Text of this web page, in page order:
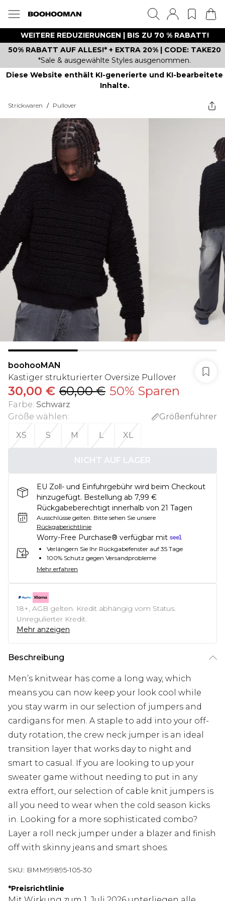
WEITERE REDUZIERUNGEN | BIS ZU 70 % RABATT!
50% RABATT AUF ALLES!* + EXTRA 20% | CODE: TAKE20
*Sale & ausgewählte Styles ausgenommen.
Diese Website enthält KI-generierte und KI-bearbeitete
Inhalte.
Strickwaren / Pullover
boohooMAN
Kastiger strukturierter Oversize Pullover
30,00 € 60,00 € 50% Sparen
Farbe: Schwarz
Größe wählen:
Größenführer
XS
S M L XL
NICHT AUF LAGER
EU Zoll- und Einfuhrgebühr wird beim Checkout
hinzugefügt. Bestellung ab 7,99 €
Rückgabeberechtigt innerhalb von 21 Tagen
Ausschlüsse gelten. Bitte sehen Sie unsere
Rückgaberichtlinie
Worry-Free Purchase® verfügbar mit
Verlängern Sie Ihr Rückgabefenster auf 35 Tage
100% Schutz gegen Versandprobleme
Mehr erfahren
18+, AGB gelten. Kredit abhängig vom Status.
Unregulierter Kredit.
Mehr anzeigen
Beschreibung
Men’s knitwear has come a long way, which
means you can now keep your look cool while
you stay warm in our selection of jumpers and
cardigans for men. A staple to add into your off-
duty rotation, the crew neck jumper is an ideal
transition layer that works day to night and
smart to casual. If you are looking to up your
sweater game without needing to put in any
extra effort, our selection of cable knit jumpers is
all you need to wear when the cold season kicks
in. Looking for a more sophisticated combo?
Layer a roll neck jumper under a blazer and finish
off with skinny jeans and smart shoes.
SKU: BMM99895-105-30
*Preisrichtlinie